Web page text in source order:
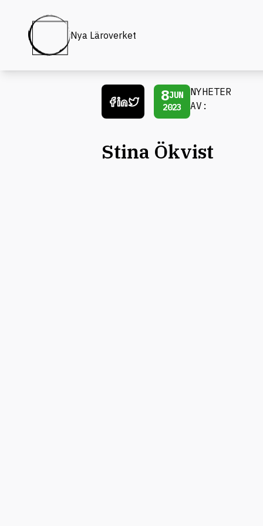
Nya Läroverket
8JUN
2023
NYHETER
AV:
Stina Ökvist